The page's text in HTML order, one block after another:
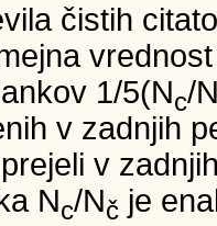
čistih
1/5(Nc/
v zadnjih
v
Nc/Nč je